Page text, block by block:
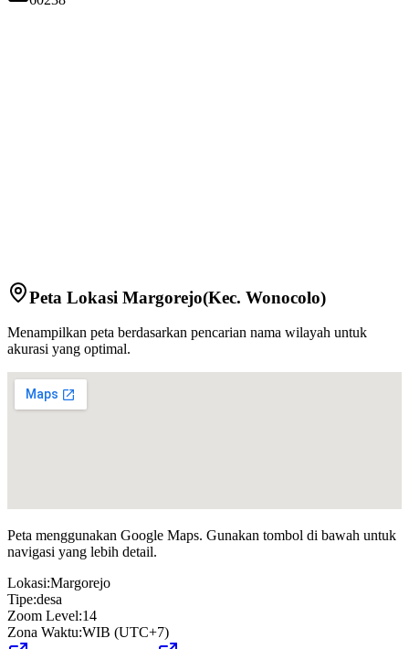
Peta Lokasi Margorejo(Kec. Wonocolo)
Menampilkan peta berdasarkan pencarian nama wilayah untuk
akurasi yang optimal.
Peta menggunakan Google Maps. Gunakan tombol di bawah untuk
navigasi yang lebih detail.
Lokasi:Margorejo
Tipe:desa
Zoom Level:14
Zona Waktu:WIB (UTC+7)